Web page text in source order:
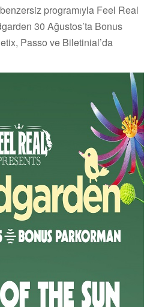
programıyla Feel Real
30 Ağustos’ta Bonus
Passo ve Biletinial’da